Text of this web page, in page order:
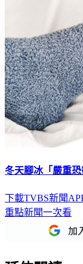
冬天腳冰「嚴重
下載TVBS新聞
重點新聞一次看